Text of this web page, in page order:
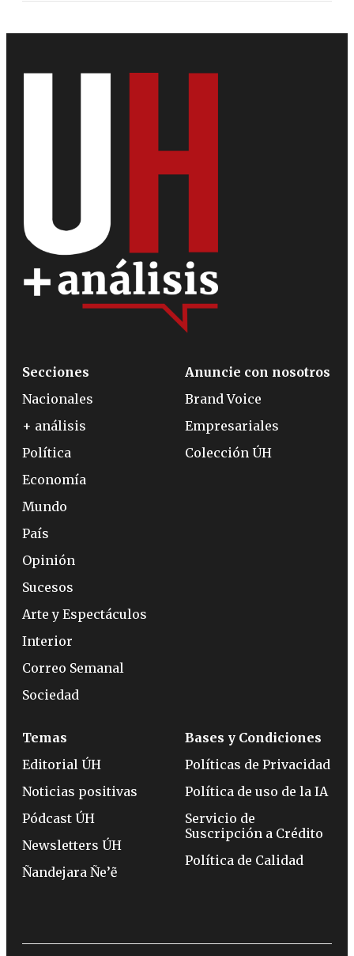
Secciones
Nacionales
+ análisis
Política
Economía
Mundo
País
Opinión
Sucesos
Arte y Espectáculos
Interior
Correo Semanal
Sociedad
Anuncie con nosotros
Brand Voice
Empresariales
Colección ÚH
Temas
Editorial ÚH
Noticias positivas
Pódcast ÚH
Newsletters ÚH
Ñandejara Ñe’ẽ
Bases y Condiciones
Políticas de Privacidad
Política de uso de la IA
Servicio de
Suscripción a Crédito
Política de Calidad